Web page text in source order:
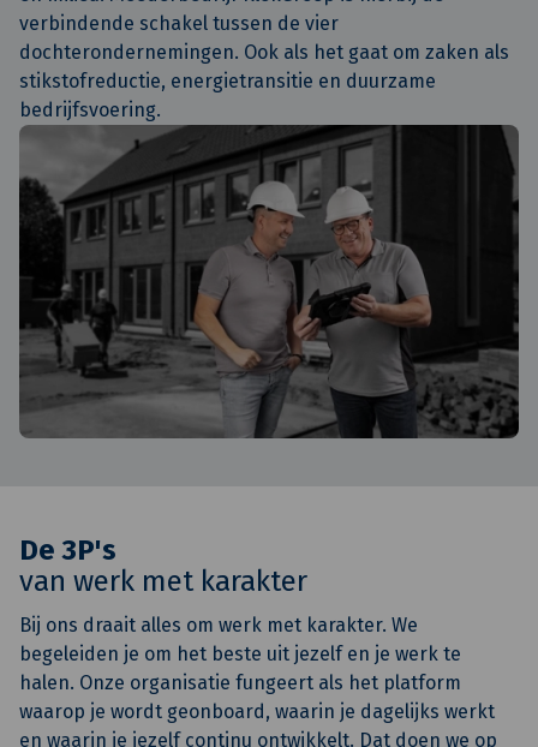
verbindende schakel tussen de vier
dochterondernemingen. Ook als het gaat om zaken als
stikstofreductie, energietransitie en duurzame
bedrijfsvoering.
De 3P's
van werk met karakter
Bij ons draait alles om werk met karakter. We
begeleiden je om het beste uit jezelf en je werk te
halen. Onze organisatie fungeert als het platform
waarop je wordt geonboard, waarin je dagelijks werkt
en waarin je jezelf continu ontwikkelt. Dat doen we op